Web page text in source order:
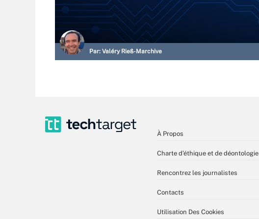
Par: Valéry Rieß-Marchive
À Propos
Charte d’éthique et de déontologie
Rencontrez les journalistes
Contacts
Utilisation Des Cookies